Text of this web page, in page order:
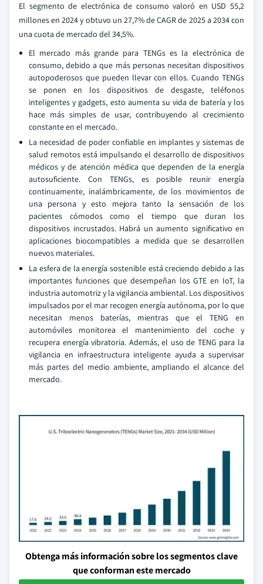
El segmento de electrónica de consumo valoró en USD 55,2
millones en 2024 y obtuvo un 27,7% de CAGR de 2025 a 2034 con
una cuota de mercado del 34,5%.
El mercado más grande para TENGs es la electrónica de
consumo, debido a que más personas necesitan dispositivos
autopoderosos que pueden llevar con ellos. Cuando TENGs
se ponen en los dispositivos de desgaste, teléfonos
inteligentes y gadgets, esto aumenta su vida de batería y los
hace más simples de usar, contribuyendo al crecimiento
constante en el mercado.
La necesidad de poder confiable en implantes y sistemas de
salud remotos está impulsando el desarrollo de dispositivos
médicos y de atención médica que dependen de la energía
autosuficiente. Con TENGs, es posible reunir energía
continuamente, inalámbricamente, de los movimientos de
una persona y esto mejora tanto la sensación de los
pacientes cómodos como el tiempo que duran los
dispositivos incrustados. Habrá un aumento significativo en
aplicaciones biocompatibles a medida que se desarrollen
nuevos materiales.
La esfera de la energía sostenible está creciendo debido a las
importantes funciones que desempeñan los GTE en IoT, la
industria automotriz y la vigilancia ambiental. Los dispositivos
impulsados por el mar recogen energía autónoma, por lo que
necesitan menos baterías, mientras que el TENG en
automóviles monitorea el mantenimiento del coche y
recupera energía vibratoria. Además, el uso de TENG para la
vigilancia en infraestructura inteligente ayuda a supervisar
más partes del medio ambiente, ampliando el alcance del
mercado.
Obtenga más información sobre los segmentos clave
que conforman este mercado